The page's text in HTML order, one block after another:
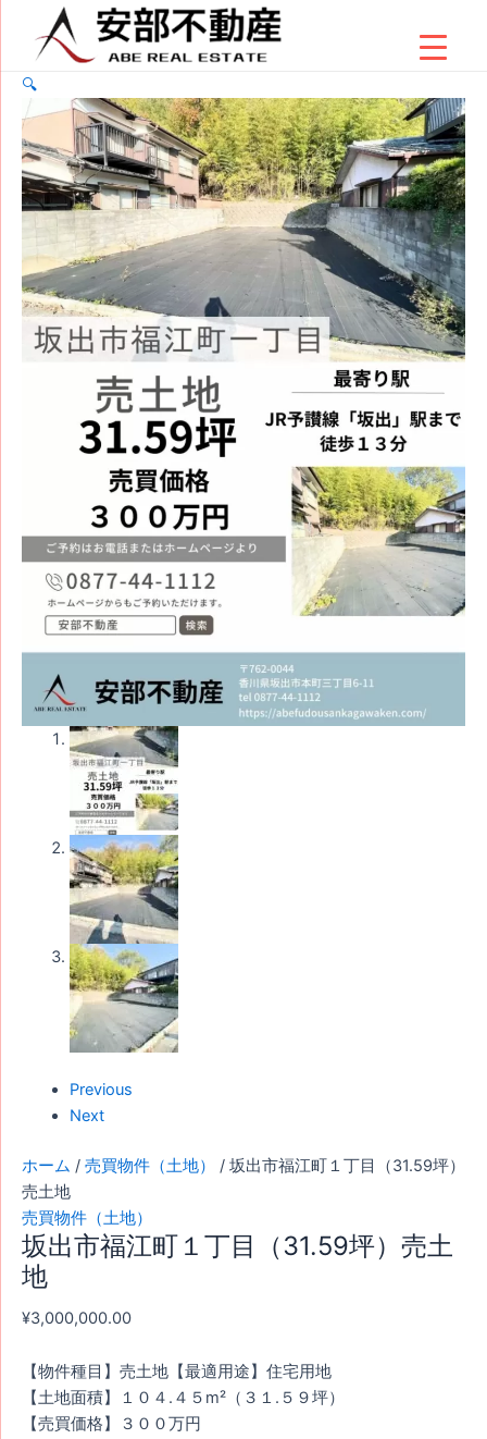
🔍
Previous
Next
ホーム / 売買物件（土地）
/ 坂出市福江町１丁目（31.59坪）
売土地
売買物件（土地）
坂出市福江町１丁目（31.59坪）売土
地
¥3,000,000.00
【物件種目】売土地【最適用途】住宅用地
【土地面積】１０４.４５m²（３１.５９坪）
【売買価格】３００万円
出
市
福
江
町
１
丁
（31.59
坪）
売
地